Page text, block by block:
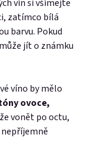
vín si všímejte
zatímco bílá
barvu. Pokud
jít o známku
víno by mělo
ovoce,
vonět po octu,